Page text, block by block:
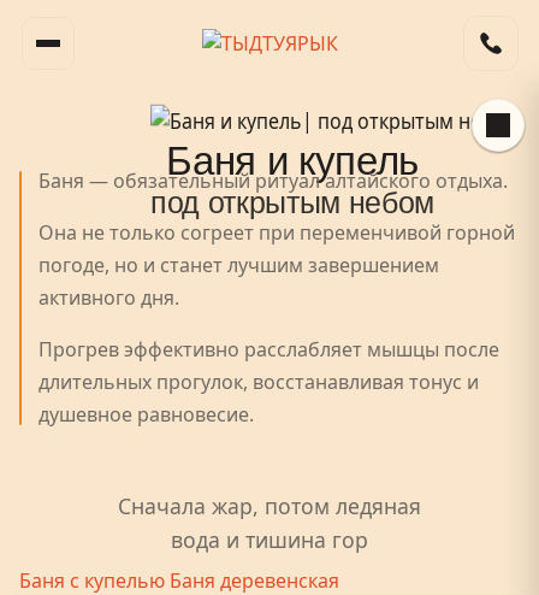
Баня и купель
под открытым небом
Баня — обязательный ритуал алтайского отдыха.
Она не только согреет при переменчивой горной
погоде, но и станет лучшим завершением
активного дня.
Прогрев эффективно расслабляет мышцы после
длительных прогулок, восстанавливая тонус и
душевное равновесие.
Сначала жар, потом ледяная
вода и тишина гор
Баня с купелью Баня деревенская